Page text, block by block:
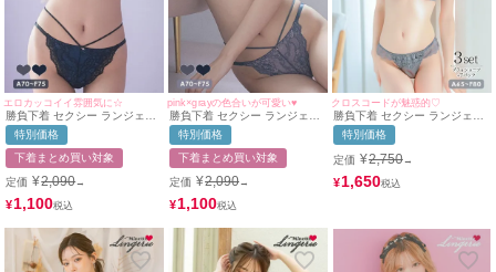
エロカッコイイ雰囲気に☆
勝負下着 セクシー ランジェリ
ー ブラックレース×ブルー脇高
ブラジャー＆ラインショーツ2
点セット
特別価格
下着まとめ買い対象
定価 ¥2,090→
¥1,100
pink×grayの色合いが可愛い♥
勝負下着 セクシー ランジェリ
ー ラインデザインフラワース
カラップレース脇高ブラジャー
＆ショーツ2点セット
特別価格
下着まとめ買い対象
定価 ¥2,090→
¥1,100
クロスコードが魅惑的♡
勝負下着 セクシー ランジェリ
ー クロスコードケミカルレー
スブラジャー＆ショーツ3点セ
ット
特別価格
定価 ¥2,750→
¥1,650